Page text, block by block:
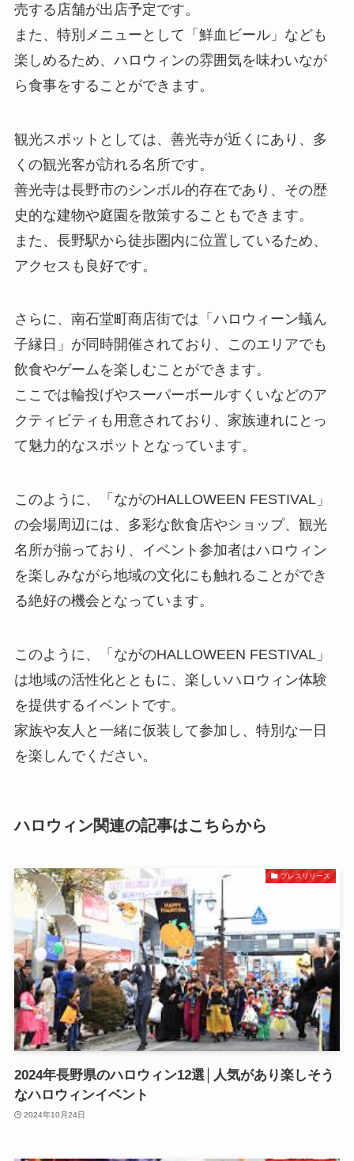
売する店舗が出店予定です。
また、特別メニューとして「鮮血ビール」なども
楽しめるため、ハロウィンの雰囲気を味わいなが
ら食事をすることができます。
観光スポットとしては、善光寺が近くにあり、多
くの観光客が訪れる名所です。
善光寺は長野市のシンボル的存在であり、その歴
史的な建物や庭園を散策することもできます。
また、長野駅から徒歩圏内に位置しているため、
アクセスも良好です。
さらに、南石堂町商店街では「ハロウィーン蟻ん
子縁日」が同時開催されており、このエリアでも
飲食やゲームを楽しむことができます。
ここでは輪投げやスーパーボールすくいなどのア
クティビティも用意されており、家族連れにとっ
て魅力的なスポットとなっています。
このように、「ながのHALLOWEEN FESTIVAL」
の会場周辺には、多彩な飲食店やショップ、観光
名所が揃っており、イベント参加者はハロウィン
を楽しみながら地域の文化にも触れることができ
る絶好の機会となっています。
このように、「ながのHALLOWEEN FESTIVAL」
は地域の活性化とともに、楽しいハロウィン体験
を提供するイベントです。
家族や友人と一緒に仮装して参加し、特別な一日
を楽しんでください。
ハロウィン関連の記事はこちらから
プレスリリース
2024年長野県のハロウィン12選│人気があり楽しそう
なハロウィンイベント
2024年10月24日